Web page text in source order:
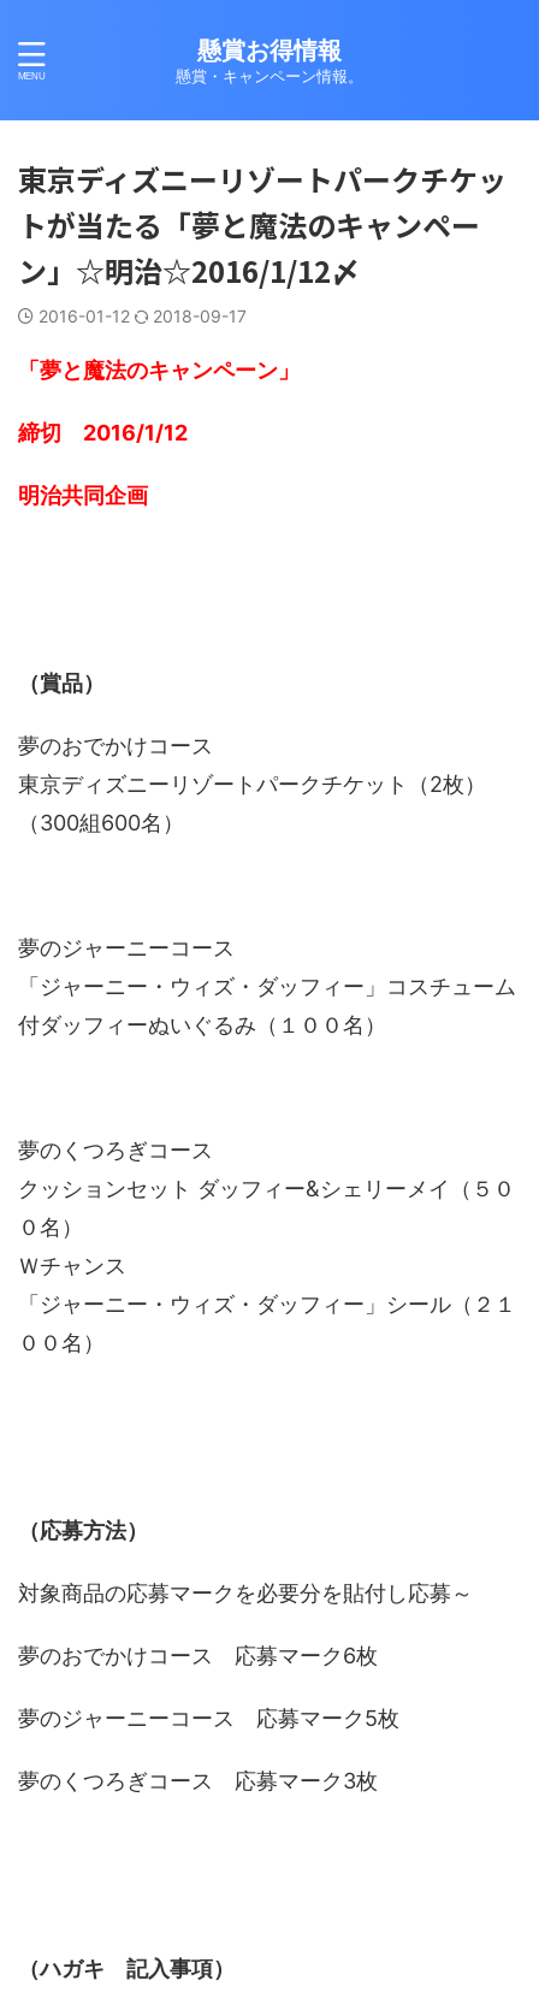
懸賞お得情報
懸賞・キャンペーン情報。
東京ディズニーリゾートパークチケッ
トが当たる「夢と魔法のキャンペー
ン」☆明治☆2016/1/12〆
2016-01-12 2018-09-17
「夢と魔法のキャンペーン」
締切 2016/1/12
明治共同企画
（賞品）
夢のおでかけコース
東京ディズニーリゾートパークチケット（2枚）
（300組600名）
夢のジャーニーコース
「ジャーニー・ウィズ・ダッフィー」コスチューム
付ダッフィーぬいぐるみ（１００名）
夢のくつろぎコース
クッションセット ダッフィー&シェリーメイ（５０
０名）
Ｗチャンス
「ジャーニー・ウィズ・ダッフィー」シール（２１
００名）
（応募方法）
対象商品の応募マークを必要分を貼付し応募～
夢のおでかけコース 応募マーク6枚
夢のジャーニーコース 応募マーク5枚
夢のくつろぎコース 応募マーク3枚
（ハガキ 記入事項）